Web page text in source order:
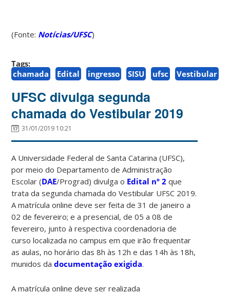
(Fonte: Notícias/UFSC)
Tags:
chamada
Edital ingresso SISU ufsc Vestibular
UFSC divulga segunda
chamada do Vestibular 2019
31/01/2019 10:21
A Universidade Federal de Santa Catarina (UFSC),
por meio do Departamento de Administração
Escolar (DAE/Prograd) divulga o Edital nº 2 que
trata da segunda chamada do Vestibular UFSC 2019.
A matrícula online deve ser feita de 31 de janeiro a
02 de fevereiro; e a presencial, de 05 a 08 de
fevereiro, junto à respectiva coordenadoria de
curso localizada no campus em que irão frequentar
as aulas, no horário das 8h às 12h e das 14h às 18h,
munidos dadocumentação exigida.
A matrícula online deve ser realizada